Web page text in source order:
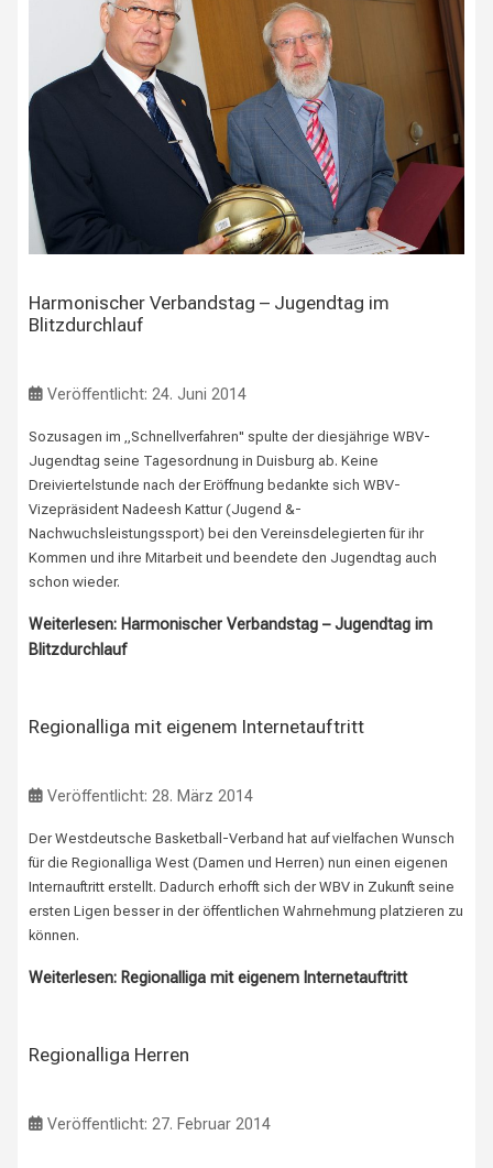
Harmonischer Verbandstag – Jugendtag im
Blitzdurchlauf
Veröffentlicht: 24. Juni 2014
Sozusagen im „Schnellverfahren" spulte der diesjährige WBV-
Jugendtag seine Tagesordnung in Duisburg ab. Keine
Dreiviertelstunde nach der Eröffnung bedankte sich WBV-
Vizepräsident Nadeesh Kattur (Jugend &-
Nachwuchsleistungssport) bei den Vereinsdelegierten für ihr
Kommen und ihre Mitarbeit und beendete den Jugendtag auch
schon wieder.
Weiterlesen: Harmonischer Verbandstag – Jugendtag im
Blitzdurchlauf
Regionalliga mit eigenem Internetauftritt
Veröffentlicht: 28. März 2014
Der Westdeutsche Basketball-Verband hat auf vielfachen Wunsch
für die Regionalliga West (Damen und Herren) nun einen eigenen
Internauftritt erstellt. Dadurch erhofft sich der WBV in Zukunft seine
ersten Ligen besser in der öffentlichen Wahrnehmung platzieren zu
können.
Weiterlesen: Regionalliga mit eigenem Internetauftritt
Regionalliga Herren
Veröffentlicht: 27. Februar 2014